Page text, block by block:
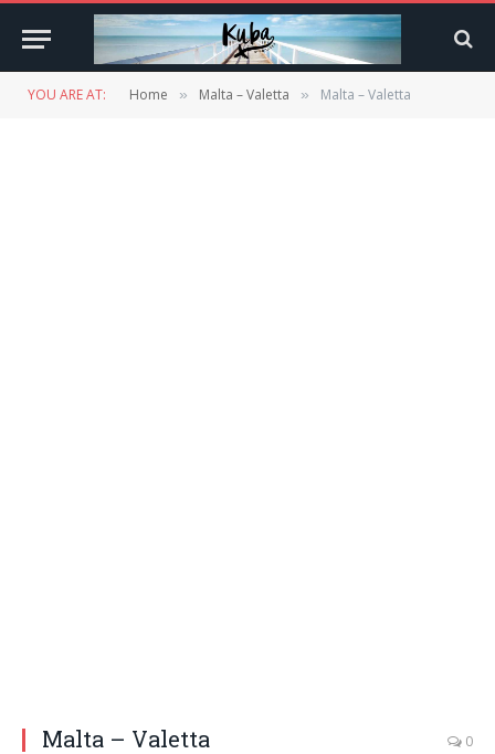
YOU ARE AT: Home » Malta – Valetta » Malta – Valetta
Malta – Valetta 0